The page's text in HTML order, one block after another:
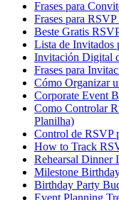
Frases para
Frases para
Beste Gratis
Lista de Invitados
Invitación Digital
Frases para
Cómo Organizar
Corporate Event
Como Controlar
Planilha)
Control de RSVP
How to Track
Rehearsal Dinner
Milestone
Birthday Party
Event Planning